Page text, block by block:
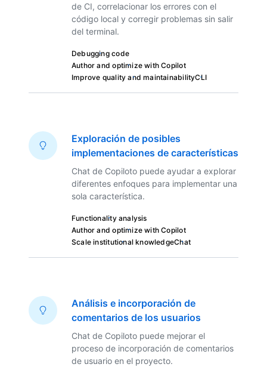
de CI, correlacionar los errores con el
código local y corregir problemas sin salir
del terminal.
Debugging code
Author and optimize with Copilot
Improve quality and maintainabilityCLI
Exploración de posibles
implementaciones de características
Chat de Copiloto puede ayudar a explorar
diferentes enfoques para implementar una
sola característica.
Functionality analysis
Author and optimize with Copilot
Scale institutional knowledgeChat
Análisis e incorporación de
comentarios de los usuarios
Chat de Copiloto puede mejorar el
proceso de incorporación de comentarios
de usuario en el proyecto.